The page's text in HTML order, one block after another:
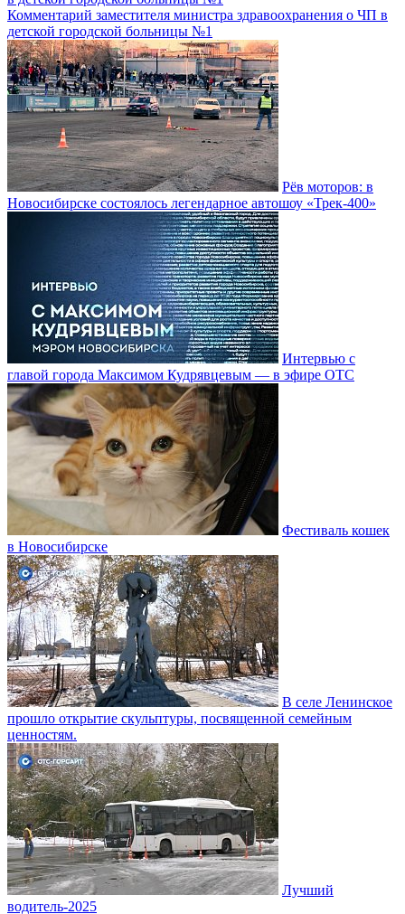
Комментарий заместителя министра здравоохранения о ЧП в
детской городской больницы №1
Рёв моторов: в
Новосибирске состоялось легендарное автошоу «Трек-400»
Интервью с
главой города Максимом Кудрявцевым — в эфире ОТС
Фестиваль кошек
в Новосибирске
В селе Ленинское
прошло открытие скульптуры, посвященной семейным
ценностям.
Лучший
водитель-2025